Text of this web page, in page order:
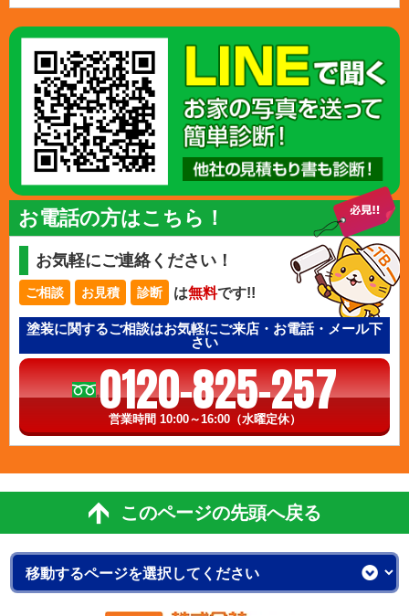
お電話の方はこちら！
お気軽にご連絡ください！
ご相談 お見積 診断 は無料です!!
塗装に関するご相談はお気軽にご来店・お電話・メール下
さい
0120-825-257
営業時間 10:00～16:00（水曜定休）
このページの先頭へ戻る